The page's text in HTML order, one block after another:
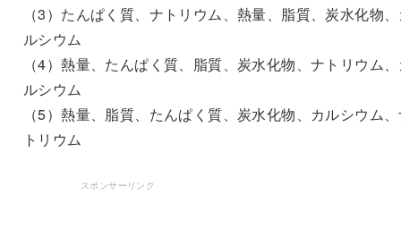
（3）たんぱく質、ナトリウム、熱量、脂質、炭水化物
ルシウム
（4）熱量、たんぱく質、脂質、炭水化物、ナトリウム
ルシウム
（5）熱量、脂質、たんぱく質、炭水化物、カルシウム
トリウム
スポンサーリンク